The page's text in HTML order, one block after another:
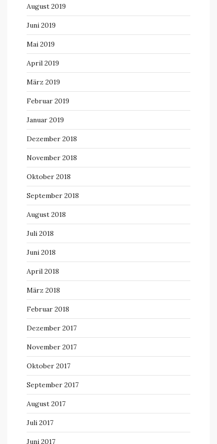
August 2019
Juni 2019
Mai 2019
April 2019
März 2019
Februar 2019
Januar 2019
Dezember 2018
November 2018
Oktober 2018
September 2018
August 2018
Juli 2018
Juni 2018
April 2018
März 2018
Februar 2018
Dezember 2017
November 2017
Oktober 2017
September 2017
August 2017
Juli 2017
Juni 2017